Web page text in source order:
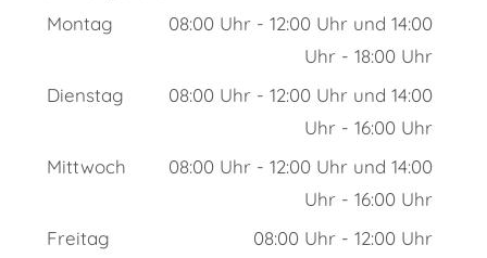
Montag
08:00 Uhr - 12:00 Uhr und 14:00
Uhr - 18:00 Uhr
Dienstag
08:00 Uhr - 12:00 Uhr und 14:00
Uhr - 16:00 Uhr
Mittwoch
08:00 Uhr - 12:00 Uhr und 14:00
Uhr - 16:00 Uhr
Freitag
08:00 Uhr - 12:00 Uhr